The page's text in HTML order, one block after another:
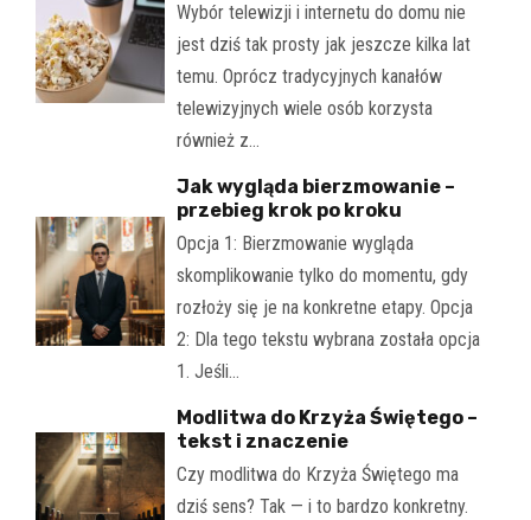
Wybór telewizji i internetu do domu nie
jest dziś tak prosty jak jeszcze kilka lat
temu. Oprócz tradycyjnych kanałów
telewizyjnych wiele osób korzysta
również z…
Jak wygląda bierzmowanie –
przebieg krok po kroku
Opcja 1: Bierzmowanie wygląda
skomplikowanie tylko do momentu, gdy
rozłoży się je na konkretne etapy. Opcja
2: Dla tego tekstu wybrana została opcja
1. Jeśli…
Modlitwa do Krzyża Świętego –
tekst i znaczenie
Czy modlitwa do Krzyża Świętego ma
dziś sens? Tak — i to bardzo konkretny.